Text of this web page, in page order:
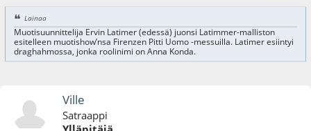
Lainaa
Muotisuunnittelija Ervin Latimer (edessä) juonsi Latimmer-malliston
esitelleen muotishow’nsa Firenzen Pitti Uomo -messuilla. Latimer esiintyi
draghahmossa, jonka roolinimi on Anna Konda.
Ville
Satraappi